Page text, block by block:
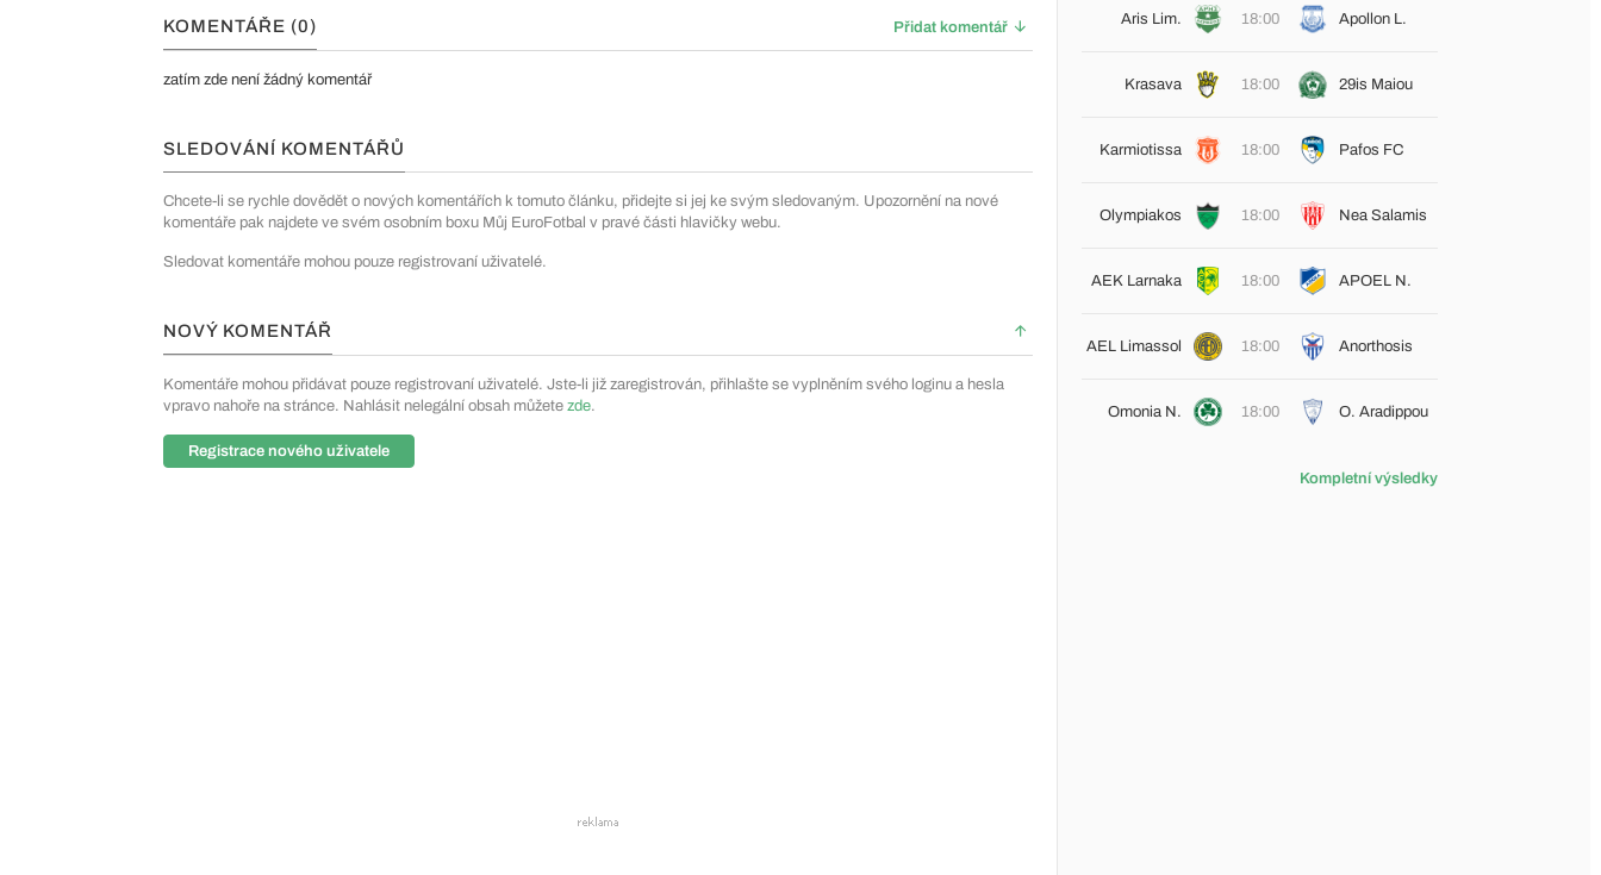
KOMENTÁŘE (0) Přidat komentář
zatím zde není žádný komentář
SLEDOVÁNÍ KOMENTÁŘŮ
Chcete-li se rychle dovědět o nových komentářích k tomuto článku, přidejte si jej ke svým sledovaným. Upozornění na nové
komentáře pak najdete ve svém osobním boxu Můj EuroFotbal v pravé části hlavičky webu.
Sledovat komentáře mohou pouze registrovaní uživatelé.
NOVÝ KOMENTÁŘ
Komentáře mohou přidávat pouze registrovaní uživatelé. Jste-li již zaregistrován, přihlašte se vyplněním svého loginu a hesla
vpravo nahoře na stránce. Nahlásit nelegální obsah můžete zde.
Registrace nového uživatele
Aris Lim. 18:00 Apollon L.
Krasava 18:00 29is Maiou
Karmiotissa 18:00 Pafos FC
Olympiakos 18:00 Nea Salamis
AEK Larnaka 18:00 APOEL N.
AEL Limassol 18:00 Anorthosis
Omonia N. 18:00 O. Aradippou
Kompletní výsledky